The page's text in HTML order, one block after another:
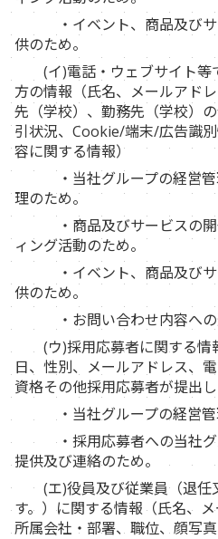
・イベント、商品及びサ
供のため。
(イ)電話・ウェブサイト等
方の情報（氏名、メールアド
先（学校）、勤務先（学校）
引状況、Cookie/端末/広告識
容に関する情報）
・当社グループの経営管
理のため。
・商品及びサービスの開
ィング活動のため。
・イベント、商品及びサ
供のため。
・お問い合わせ内容への
(ウ)採用応募者に関する情
日、性別、メールアドレス、
資格その他採用応募者が提出し
・当社グループの経営管
・採用応募者への当社グ
提供及び連絡のため。
(エ)役員及び従業員（退任
す。）に関する情報（氏名、
所属会社・部署、職位、顔写真